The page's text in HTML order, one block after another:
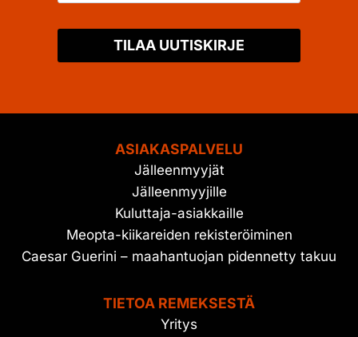
TILAA UUTISKIRJE
ASIAKASPALVELU
Jälleenmyyjät
Jälleenmyyjille
Kuluttaja-asiakkaille
Meopta-kiikareiden rekisteröiminen
Caesar Guerini – maahantuojan pidennetty takuu
TIETOA REMEKSESTÄ
Yritys